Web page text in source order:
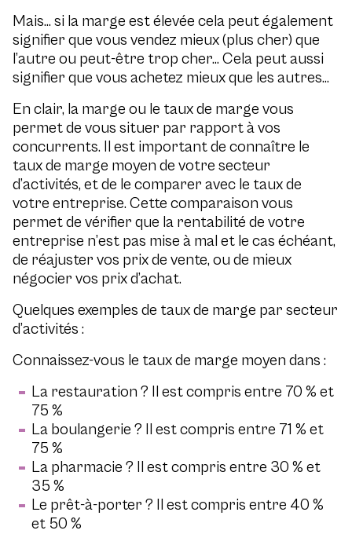
Mais… si la marge est élevée cela peut également
signifier que vous vendez mieux (plus cher) que
l’autre ou peut-être trop cher… Cela peut aussi
signifier que vous achetez mieux que les autres…
En clair, la marge ou le taux de marge vous
permet de vous situer par rapport à vos
concurrents. Il est important de connaître le
taux de marge moyen de votre secteur
d’activités, et de le comparer avec le taux de
votre entreprise. Cette comparaison vous
permet de vérifier que la rentabilité de votre
entreprise n’est pas mise à mal et le cas échéant,
de réajuster vos prix de vente, ou de mieux
négocier vos prix d’achat.
Quelques exemples de taux de marge par secteur
d’activités :
Connaissez-vous le taux de marge moyen dans :
La restauration ? Il est compris entre 70 % et
75 %
La boulangerie ? Il est compris entre 71 % et
75 %
La pharmacie ? Il est compris entre 30 % et
35 %
Le prêt-à-porter ? Il est compris entre 40 %
et 50 %